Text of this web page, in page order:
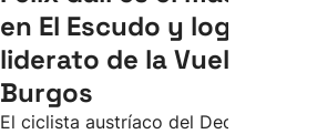
en El Escudo y logra el
liderato de la Vuelta a
Burgos
El ciclista austríaco del Decathlon,